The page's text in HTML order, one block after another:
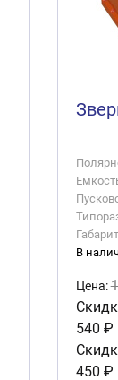
В
Цена:
540 ₽
450 ₽